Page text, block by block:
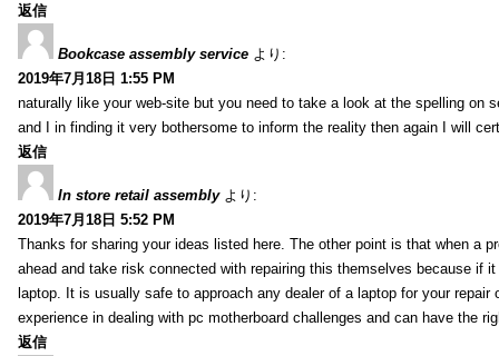
返信
Bookcase assembly service より:
2019年7月18日 1:55 PM
naturally like your web-site but you need to take a look at the spelling on
and I in finding it very bothersome to inform the reality then again I will
返信
In store retail assembly より:
2019年7月18日 5:52 PM
Thanks for sharing your ideas listed here. The other point is that when a
ahead and take risk connected with repairing this themselves because if
laptop. It is usually safe to approach any dealer of a laptop for your
experience in dealing with pc motherboard challenges and can have the
返信